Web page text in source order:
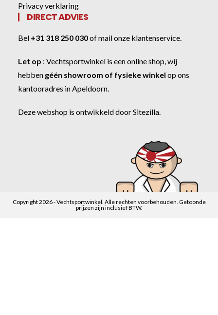
Privacy verklaring
DIRECT ADVIES
Bel +31 318 250 030ofmail onze klantenservice
Let op :Vechtsportwinkel is een online shop, wij
hebben géén showroom of fysieke winkel op ons
kantooradres in Apeldoorn.
Deze webshop is ontwikkeld doorSitezilla
Copyright 2026 - Vechtsportwinkel. Alle rechten voorbehouden. Getoonde
prijzen zijn inclusief BTW.